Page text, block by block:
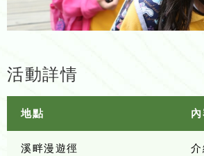
活動詳情
地點
溪畔漫遊徑